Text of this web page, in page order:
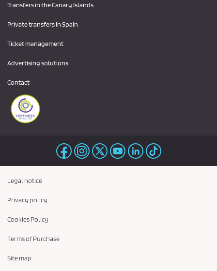
Transfers in the Canary Islands
Private transfers in Spain
Ticket management
Advertising solutions
Contact
Legal notice
Privacy policy
Cookies Policy
Terms of Purchase
Site map